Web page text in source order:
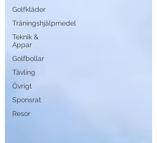
Golfkläder
Träningshjälpmedel
Teknik &
Appar
Golfbollar
Tävling
Övrigt
Sponsrat
Resor